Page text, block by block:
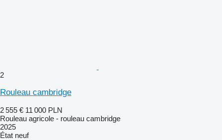
2
Rouleau cambridge
2 555 € 11 000 PLN
Rouleau agricole - rouleau cambridge
2025
État neuf